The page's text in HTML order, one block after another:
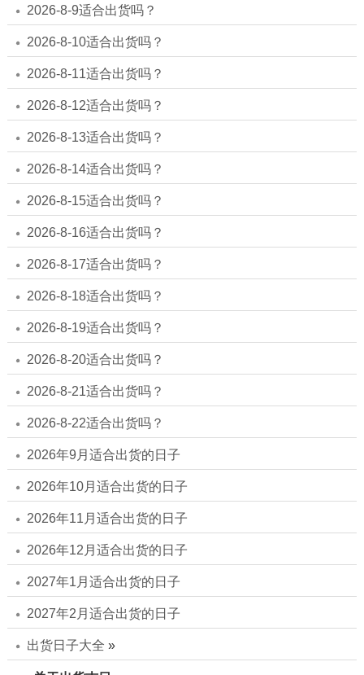
2026-8-9适合出货吗？
2026-8-10适合出货吗？
2026-8-11适合出货吗？
2026-8-12适合出货吗？
2026-8-13适合出货吗？
2026-8-14适合出货吗？
2026-8-15适合出货吗？
2026-8-16适合出货吗？
2026-8-17适合出货吗？
2026-8-18适合出货吗？
2026-8-19适合出货吗？
2026-8-20适合出货吗？
2026-8-21适合出货吗？
2026-8-22适合出货吗？
2026年9月适合出货的日子
2026年10月适合出货的日子
2026年11月适合出货的日子
2026年12月适合出货的日子
2027年1月适合出货的日子
2027年2月适合出货的日子
出货日子大全 »